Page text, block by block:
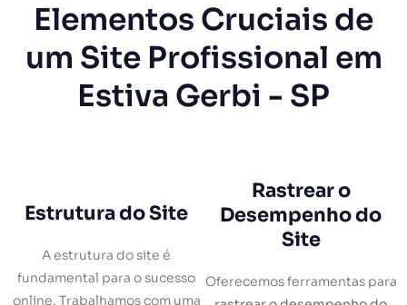
Elementos Cruciais de
um Site Profissional em
Estiva Gerbi - SP
Estrutura do Site
A estrutura do site é
fundamental para o sucesso
online. Trabalhamos com uma
Rastrear o
Desempenho do
Site
Oferecemos ferramentas para